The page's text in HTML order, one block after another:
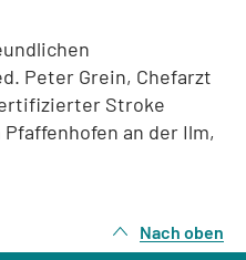
Peter Grein, Chefarzt
Stroke
an der Ilm,
Nach oben